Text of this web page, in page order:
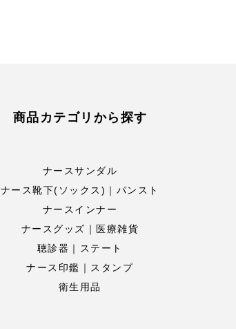
商品カテゴリから探す
ナースサンダル
ナース靴下(ソックス)｜パンスト
ナースインナー
ナースグッズ｜医療雑貨
聴診器｜ステート
ナース印鑑｜スタンプ
衛生用品